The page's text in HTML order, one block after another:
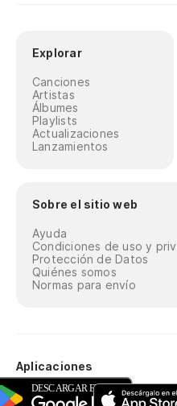
Explorar
Canciones
Artistas
Álbumes
Playlists
Actualizaciones
Lanzamientos
Sobre el sitio web
Ayuda
Condiciones de uso y
Protección de Datos
Quiénes somos
Normas para envío
Aplicaciones